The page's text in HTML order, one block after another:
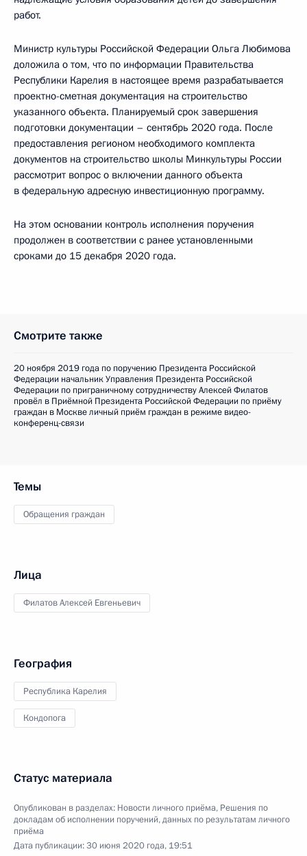
работ.
Министр культуры Российской Федерации Ольга Любимова
доложила о том, что по информации Правительства
Республики Карелия в настоящее время разрабатывается
проектно-сметная документация на строительство
указанного объекта. Планируемый срок завершения
подготовки документации – сентябрь 2020 года. После
предоставления регионом необходимого комплекта
документов на строительство школы Минкультуры России
рассмотрит вопрос о включении данного объекта
в федеральную адресную инвестиционную программу.
На этом основании контроль исполнения поручения
продолжен в соответствии с ранее установленными
сроками до 15 декабря 2020 года.
Смотрите также
20 ноября 2019 года по поручению Президента Российской
Федерации начальник Управления Президента Российской
Федерации по приграничному сотрудничеству Алексей Филатов
провёл в Приёмной Президента Российской Федерации по приёму
граждан в Москве личный приём граждан в режиме видео-
конференц-связи
Темы
Обращения граждан
Лица
Филатов Алексей Евгеньевич
География
Республика Карелия
Кондопога
Статус материала
Опубликован в разделах: Новости личного приёма, Решения по
докладам об исполнении поручений, данных по результатам личного
приёма
Дата публикации:30 июня 2020 года, 19:51